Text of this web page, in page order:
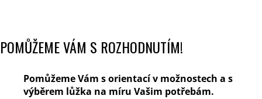
POMŮŽEME VÁM S ROZHODNUTÍM!
Pomůžeme Vám s orientací v možnostech a s
výběrem lůžka na míru Vašim potřebám.